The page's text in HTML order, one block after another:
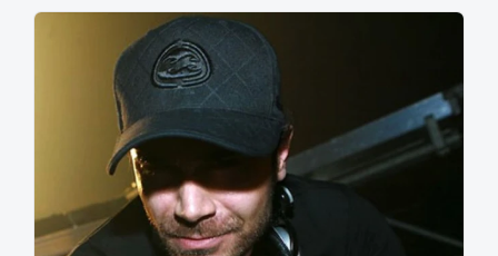
forces with Rudy B, who was also called 'the
scratchmaster of Noize Suppressor'. Vanaf dat
moment, Bike krachten gebundeld met Rudy B, die
ook werd genoemd 'de scratchmaster Noize
Suppressor van'. But Alessandro was not just a
producer like everyone else: he also started organising
big parties together with Digital Boy in the Rimini-
based club Gheodrome. Maar Alessandro was niet